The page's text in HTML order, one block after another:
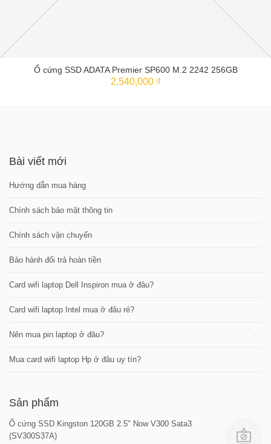
Ổ cứng SSD ADATA Premier SP600 M.2 2242 256GB
2,540,000 ₫
Bài viết mới
Hướng dẫn mua hàng
Chính sách bảo mật thông tin
Chính sách vận chuyển
Bảo hành đổi trả hoàn tiền
Card wifi laptop Dell Inspiron mua ở đâu?
Card wifi laptop Intel mua ở đâu rẻ?
Nên mua pin laptop ở đâu?
Mua card wifi laptop Hp ở đâu uy tín?
Sản phẩm
Ổ cứng SSD Kingston 120GB 2.5" Now V300 Sata3
(SV300S37A)